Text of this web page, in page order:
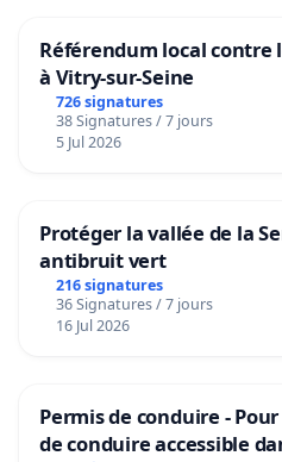
Référendum local
à Vitry-sur-Seine
726 signatures
38 Signatures / 7 jours
5 Jul 2026
Protéger la vallée de la
antibruit vert
216 signatures
36 Signatures / 7 jours
16 Jul 2026
Permis de conduire -
de conduire accessible